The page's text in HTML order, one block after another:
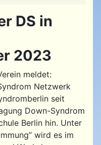
DS in
2023
meldet:
Netzwerk
seit
Down-Syndrom
Berlin hin. Unter
wird es im